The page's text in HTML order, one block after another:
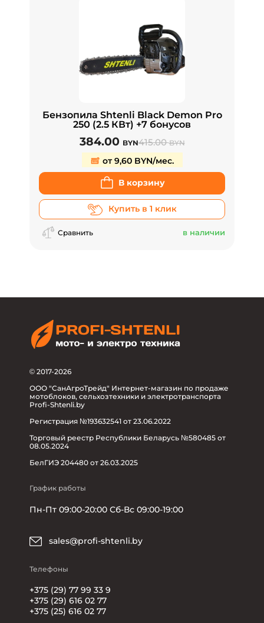
Бензопила Shtenli Black Demon Pro
250 (2.5 КВт) +7 бонусов
384.00 BYN415.00BYN
от 9,60 BYN/мес.
В корзину
Купить в 1 клик
Сравнить в наличии
© 2017-2026
ООО "СанАгроТрейд" Интернет-магазин по продаже
мотоблоков, сельхозтехники и электротранспорта
Profi-Shtenli.by
Регистрация №193632541 от 23.06.2022
Торговый реестр Республики Беларусь №580485 от
08.05.2024
БелГИЭ 204480 от 26.03.2025
График работы
Пн-Пт 09:00-20:00 Сб-Вс 09:00-19:00
sales@profi-shtenli.by
Телефоны
+375 (29) 77 99 33 9
+375 (29) 616 02 77
+375 (25) 616 02 77